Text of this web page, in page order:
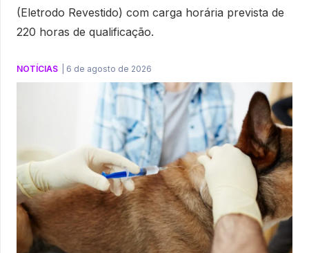
(Eletrodo Revestido) com carga horária prevista de
220 horas de qualificação.
NOTÍCIAS 6 de agosto de 2026